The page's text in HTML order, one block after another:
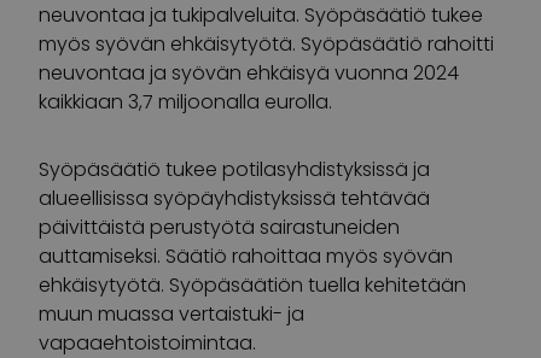
neuvontaa ja tukipalveluita. Syöpäsäätiö tukee
myös syövän ehkäisytyötä. Syöpäsäätiö rahoitti
neuvontaa ja syövän ehkäisyä vuonna 2024
kaikkiaan 3,7 miljoonalla eurolla.
Syöpäsäätiö tukee potilasyhdistyksissä ja
alueellisissa syöpäyhdistyksissä tehtävää
päivittäistä perustyötä sairastuneiden
auttamiseksi. Säätiö rahoittaa myös syövän
ehkäisytyötä. Syöpäsäätiön tuella kehitetään
muun muassa vertaistuki- ja
vapaaehtoistoimintaa.